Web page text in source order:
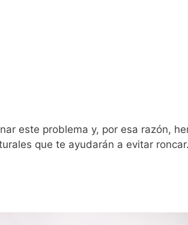
este problema y, por esa razón,
que te ayudarán a evitar